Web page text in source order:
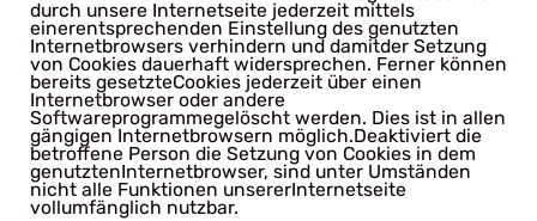
durch unsere Internetseite jederzeit mittels
einerentsprechenden Einstellung des genutzten
Internetbrowsers verhindern und damitder Setzung
von Cookies dauerhaft widersprechen. Ferner können
bereits gesetzteCookies jederzeit über einen
Internetbrowser oder andere
Softwareprogrammegelöscht werden. Dies ist in allen
gängigen Internetbrowsern möglich.Deaktiviert die
betroffene Person die Setzung von Cookies in dem
genutztenInternetbrowser, sind unter Umständen
nicht alle Funktionen unsererInternetseite
vollumfänglich nutzbar.